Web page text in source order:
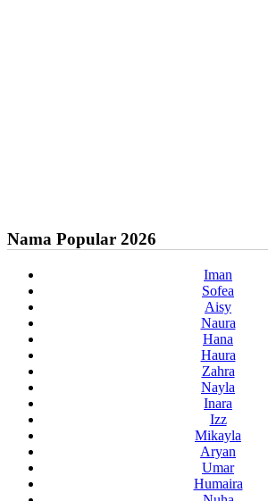
Nama Popular 2026
Iman
Sofea
Aisy
Naura
Hana
Haura
Zahra
Nayla
Inara
Izz
Mikayla
Aryan
Umar
Humaira